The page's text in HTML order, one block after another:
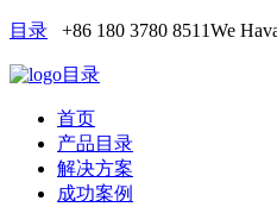
目录 +86 180 3780 8511We
目录
首页
产品目录
解决方案
成功案例